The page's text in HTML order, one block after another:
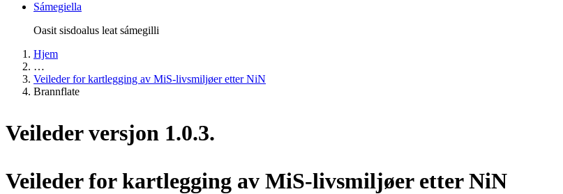
Sámegiella
Oasit sisdoalus leat sámegilli
Hjem
…
Veileder for kartlegging av MiS-livsmiljøer etter NiN
Brannflate
Veileder versjon 1.0.3.
Veileder for kartlegging av MiS-livsmiljøer etter NiN